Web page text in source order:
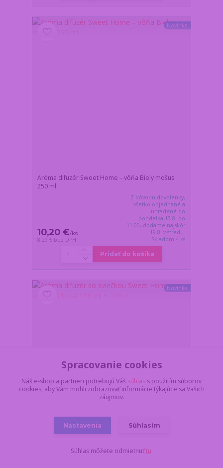
Novinka
Aróma difuzér Sweet Home – vôňa Biely mošus
250 ml
10,20 €/ks
8,29 € bez DPH
Z dôvodu dovolenky,
všetko objednané a
uhradené do
pondelka 17.8. do
11:00, dodáme najskôr
19.8. v stredu.
Skladom 4 ks
Pridať do košíka
Novinka
Púdrová 100 ml + 135 g
Spracovanie cookies
Náš e-shop a partneri potrebujú Váš súhlas s použitím súborov
cookies, aby Vám mohli zobrazovať informácie týkajúce sa Vašich
záujmov.
Nastavenia Súhlasím
Súhlas môžete odmietnuťtu.